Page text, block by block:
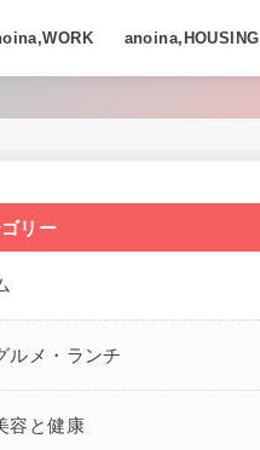
anoina,HOUSING
リー
ルメ・ランチ
容と健康